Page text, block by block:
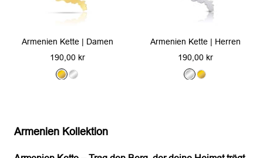
Armenien Kette | Damen
Angebotspreis
190,00 kr
G S
e
Armenien Kette | Herren
Angebotspreis
190,00 kr
S
G
Armenien Kollektion